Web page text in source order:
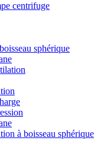
centrifuge
sphérique
à boisseau sphérique